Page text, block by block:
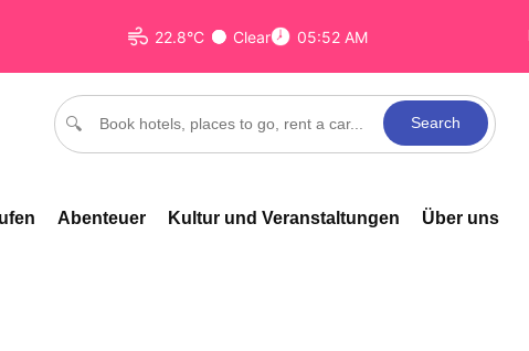
22.8°C Clear 05:52 AM
🔍 Search
Abenteuer Kultur und Veranstaltungen Über uns